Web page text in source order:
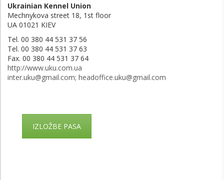
Ukrainian Kennel Union
Mechnykova street 18, 1st floor
UA 01021 KIEV
Tel. 00 380 44 531 37 56
Tel. 00 380 44 531 37 63
Fax. 00 380 44 531 37 64
http://www.uku.com.ua
inter.uku@gmail.com; headoffice.uku@gmail.com
IZLOŽBE PASA